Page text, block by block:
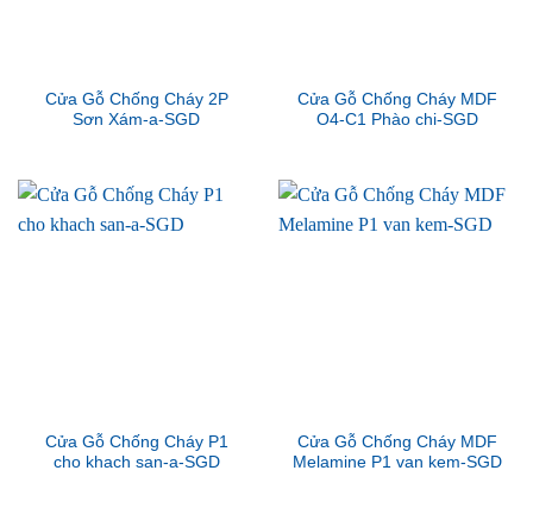
Cửa Gỗ Chống Cháy 2P
Sơn Xám-a-SGD
Cửa Gỗ Chống Cháy MDF
O4-C1 Phào chi-SGD
Cửa Gỗ Chống Cháy P1
cho khach san-a-SGD
Cửa Gỗ Chống Cháy MDF
Melamine P1 van kem-SGD